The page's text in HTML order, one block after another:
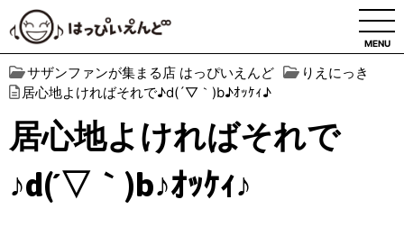
MENU
サザンファンが集まる店 はっぴいえんど
りえにっき
居心地よければそれで♪︎d(´▽︎｀)b♪︎ｵｯｹｨ♪︎
居心地よければそれで
♪︎d(´▽︎｀)b♪︎ｵｯｹｨ♪︎